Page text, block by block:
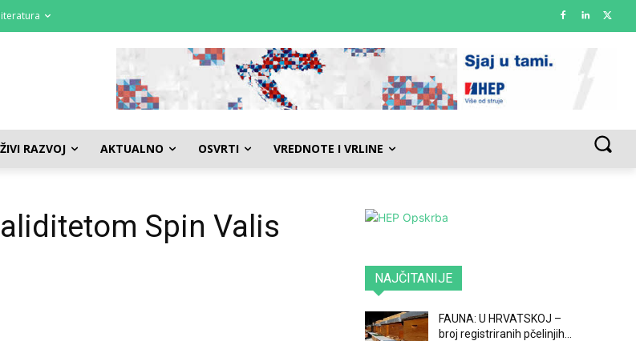
RAZVOJ AKTUALNO OSVRTI VREDNOTE I VRLINE
Spin Valis
NAJČITANIJE
FAUNA: U HRVATSKOJ –
broj registriranih pčelinjih...